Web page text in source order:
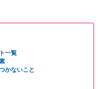
一覧
かないこと